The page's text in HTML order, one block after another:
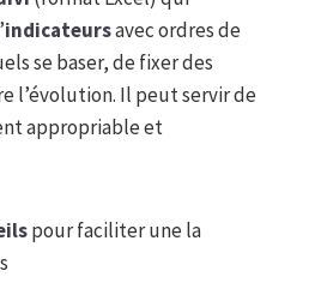
indicateursavec ordres de
se baser, de fixer des
l’évolution. Il peut servir de
appropriable et
pour faciliter une la